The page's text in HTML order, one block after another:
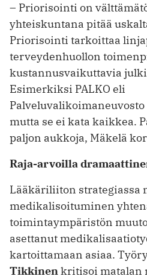
– Priorisointi on
yhteiskuntana pitää
Priorisointi tarkoittaa
terveydenhuollon
kustannusvaikuttavia
Esimerkiksi PALKO eli
mutta se ei kata kaikkea.
paljon aukkoja, Mäkelä
Raja-arvoilla
Lääkäriliiton strategiassa
medikalisoituminen
toimintaympäristön
asettanut
kartoittamaan asiaa.
Tikkinenkritisoi matalan